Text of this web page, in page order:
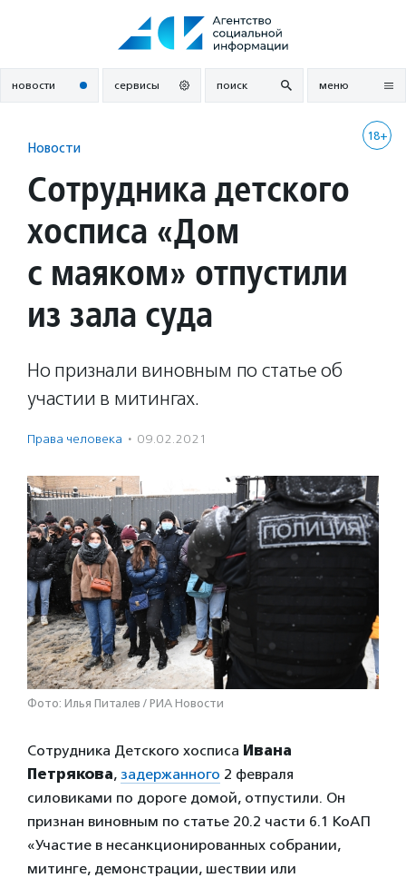
новости сервисы поиск меню
18+
Новости
Сотрудника детского
хосписа «Дом
с маяком» отпустили
из зала суда
Но признали виновным по статье об
участии в митингах.
Права человека · 09.02.2021
Фото: Илья Питалев / РИА Новости
Сотрудника Детского хосписа Ивана
Петрякова, задержанного 2 февраля
силовиками по дороге домой, отпустили. Он
признан виновным по статье 20.2 части 6.1 КоАП
«Участие в несанкционированных собрании,
митинге, демонстрации, шествии или